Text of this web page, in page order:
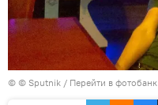
© © Sputnik / Перейти в фотобанк